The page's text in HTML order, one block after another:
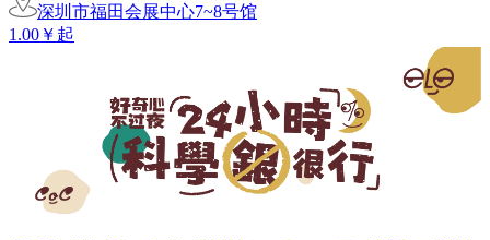
深圳市福田会展中心7~8号馆
1.00￥起